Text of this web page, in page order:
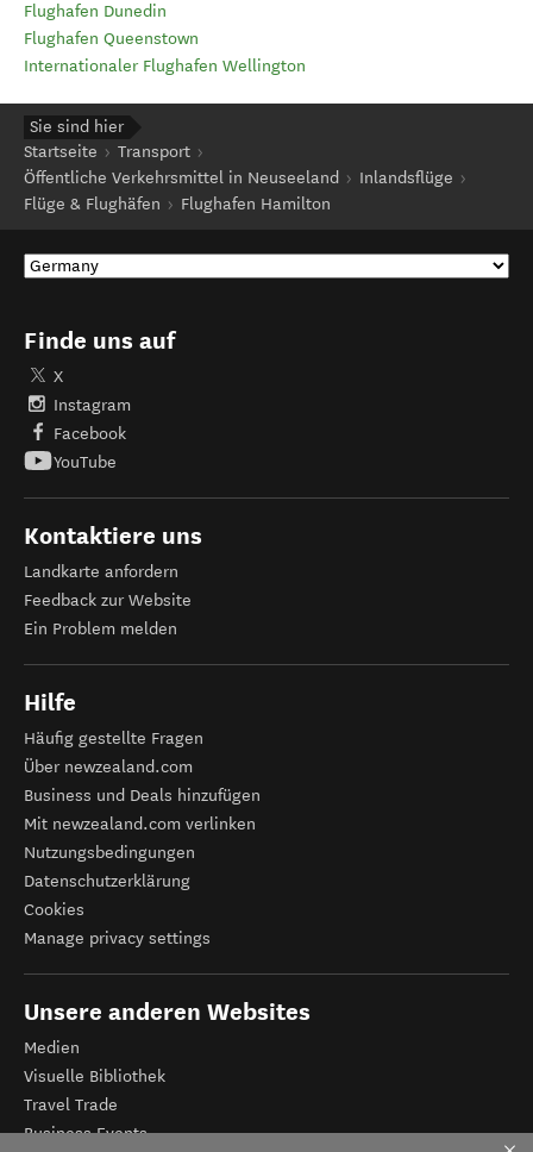
Flughafen Dunedin
Flughafen Queenstown
Internationaler Flughafen Wellington
Sie sind hier
Startseite
Transport
Öffentliche Verkehrsmittel in Neuseeland
Inlandsflüge
Flüge & Flughäfen
Flughafen Hamilton
Finde uns auf
X
Instagram
Facebook
YouTube
Kontaktiere uns
Landkarte anfordern
Feedback zur Website
Ein Problem melden
Hilfe
Häufig gestellte Fragen
Über newzealand.com
Business und Deals hinzufügen
Mit newzealand.com verlinken
Nutzungsbedingungen
Datenschutzerklärung
Cookies
Manage privacy settings
Unsere anderen Websites
Medien
Visuelle Bibliothek
Travel Trade
Business Events